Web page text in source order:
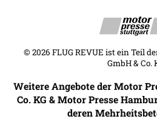
© 2026 FLUG REVUE ist ein Teil
GmbH & Co.
Weitere Angebote der Motor
Co. KG & Motor Presse
deren